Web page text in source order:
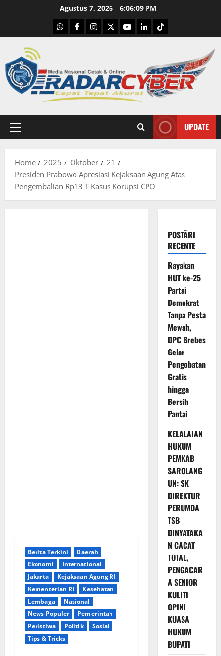
Agustus 7, 2026 6:06:10 PM
WhatsApp
Facebook
Instagram
X YoutubelinkedinTiktok
Primary
UPDATE
Home 2025 Oktober
21
Presiden Prabowo Apresiasi Kejaksaan Agung Atas
Pengembalian Rp13 T Kasus Korupsi CPO
Berita Terkini
Daerah
Ekonomi
International
Jakarta
Kejaksaan Agung RI
Kementerian RI
Kesehatan
Lembaga
Nasional
News Populer
Pemerintah
Peristiwa
Politik
Sosial
Tips & Tricks
POSTĂRI
RECENTE
Rayakan
HUT ke-25
Partai
Demokrat
Tanpa Pesta
Mewah,
DPC Brebes
Gelar
Pengobatan
Gratis
hingga
Bersih
Pantai
KELALAIAN
HUKUM
PEMKAB
SAROLANG
UN: SK
DIREKTUR
PERUMDA
TSB
DINYATAKA
N CACAT
TOTAL,
PENGACAR
A SENIOR
KULITI
OPINI
KUASA
HUKUM
BUPATI